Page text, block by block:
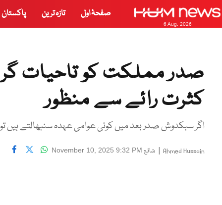
6 Aug, 2026
صفحۂ اول تازہ ترین پاکستان
صدر مملکت کو تاحیات
کثرت رائے سے منظور
اگر سبکدوش صدر بعد میں کوئی عوامی عہدہ سنبھالتے ہیں
Ahmed Hussain
| شائع November 10, 2025 9:32 PM